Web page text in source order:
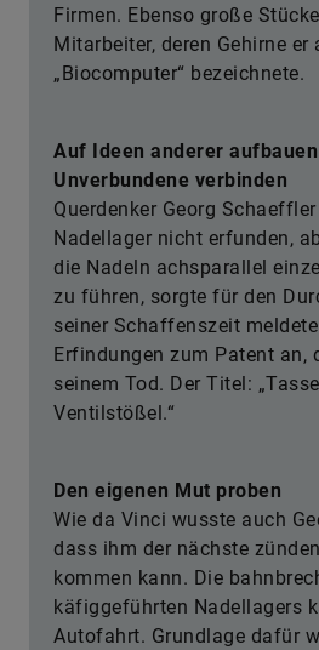
Firmen. Ebenso große
Mitarbeiter, deren Gehirne
„Biocomputer“ bezeichnete.
​Auf Ideen anderer
Unverbundene verbinden
Querdenker Georg
Nadellager nicht erfunden,
die Nadeln achsparallel
zu führen, sorgte für den
seiner Schaffenszeit
Erfindungen zum Patent an,
seinem Tod. Der Titel:
Ventilstößel.“
Den eigenen Mut proben
Wie da Vinci wusste auch
dass ihm der nächste
kommen kann. Die
käfiggeführten Nadellagers
Autofahrt. Grundlage dafür